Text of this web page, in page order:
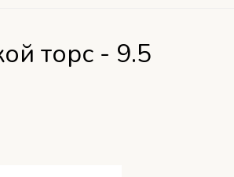
торс - 9.5